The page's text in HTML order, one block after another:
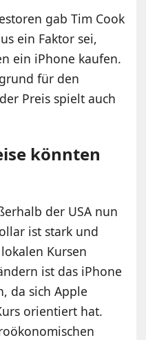
gab Tim Cook
ein Faktor sei,
ein iPhone kaufen.
für den
Preis spielt auch
könnten
der USA nun
ist stark und
Kursen
ist das iPhone
da sich Apple
orientiert hat.